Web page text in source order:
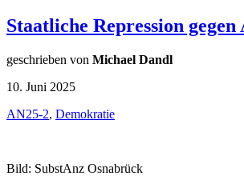
Staatliche Repression
geschrieben von Michael Dandl
10. Juni 2025
AN25-2, Demokratie
Bild: SubstAnz Osnabrück